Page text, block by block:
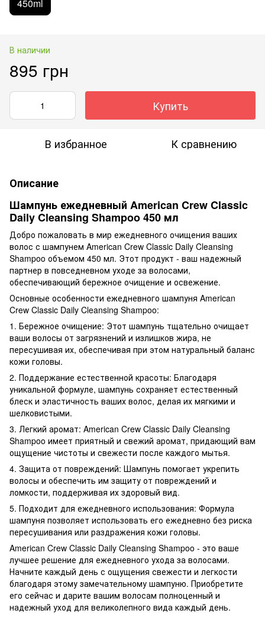
450ml
В наличии
895 грн
Купить
В избранное К сравнению
Описание
Шампунь ежедневный American Crew Classic
Daily Cleansing Shampoo 450 мл
Добро пожаловать в мир ежедневного очищения ваших
волос с шампунем American Crew Classic Daily Cleansing
Shampoo объемом 450 мл. Этот продукт - ваш надежный
партнер в повседневном уходе за волосами,
обеспечивающий бережное очищение и освежение.
Основные особенности ежедневного шампуня American
Crew Classic Daily Cleansing Shampoo:
1. Бережное очищение: Этот шампунь тщательно очищает
ваши волосы от загрязнений и излишков жира, не
пересушивая их, обеспечивая при этом натуральный баланс
кожи головы.
2. Поддержание естественной красоты: Благодаря
уникальной формуле, шампунь сохраняет естественный
блеск и эластичность ваших волос, делая их мягкими и
шелковистыми.
3. Легкий аромат: American Crew Classic Daily Cleansing
Shampoo имеет приятный и свежий аромат, придающий вам
ощущение чистоты и свежести после каждого мытья.
4. Защита от повреждений: Шампунь помогает укрепить
волосы и обеспечить им защиту от повреждений и
ломкости, поддерживая их здоровый вид.
5. Подходит для ежедневного использования: Формула
шампуня позволяет использовать его ежедневно без риска
пересушивания или раздражения кожи головы.
American Crew Classic Daily Cleansing Shampoo - это ваше
лучшее решение для ежедневного ухода за волосами.
Начните каждый день с ощущения свежести и легкости
благодаря этому замечательному шампуню. Приобретите
его сейчас и дарите вашим волосам полноценный и
надежный уход для великолепного вида каждый день.